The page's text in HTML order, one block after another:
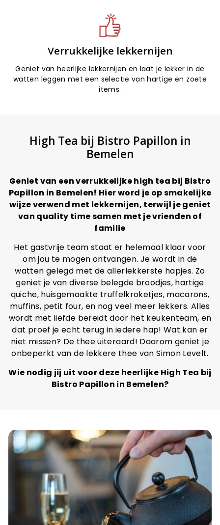
Verrukkelijke lekkernijen
Geniet van heerlijke lekkernijen en laat je lekker in de
watten leggen met een selectie van hartige en zoete
items.
High Tea bij Bistro Papillon in
Bemelen
Geniet van een verrukkelijke high tea bij Bistro
Papillon in Bemelen! Hier word je op smakelijke
wijze verwend met lekkernijen, terwijl je geniet
van quality time samen met je vrienden of
familie
Het gastvrije team staat er helemaal klaar voor
om jou te mogen ontvangen. Je wordt in de
watten gelegd met de allerlekkerste hapjes. Zo
geniet je van diverse belegde broodjes, hartige
quiche, huisgemaakte truffelkroketjes, macarons,
muffins, petit four, en nog veel meer lekkers. Alles
wordt met liefde bereidt door het keukenteam, en
dat proef je echt terug in iedere hap! Wat kan er
niet missen? De thee uiteraard! Daarom geniet je
onbeperkt van de lekkere thee van Simon Levelt.
Wie nodig jij uit voor deze heerlijke High Tea bij
Bistro Papillon in Bemelen?